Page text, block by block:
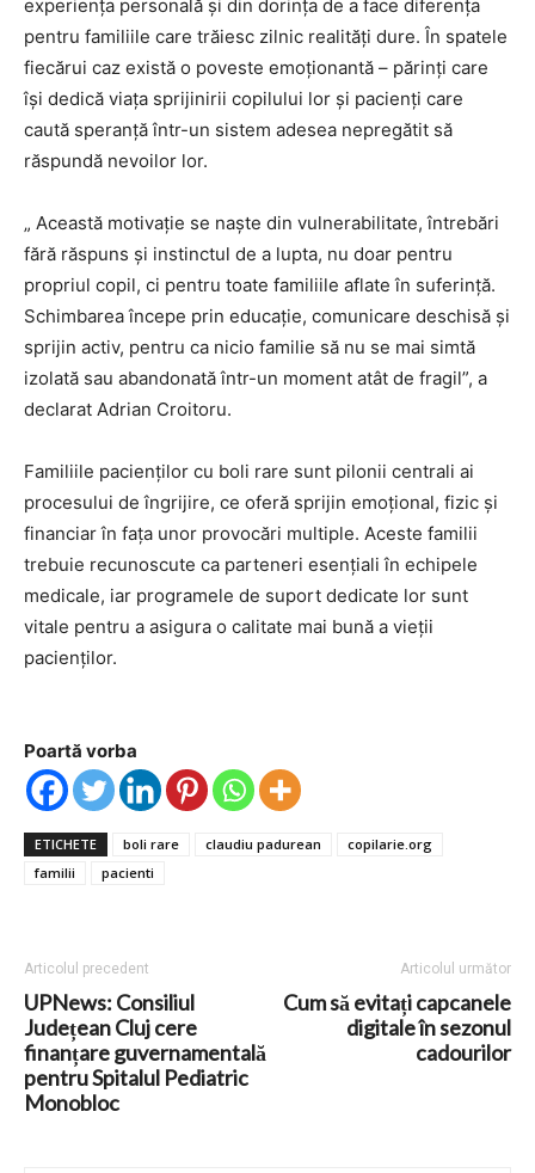
experiența personală și din dorința de a face diferența
pentru familiile care trăiesc zilnic realități dure. În spatele
fiecărui caz există o poveste emoționantă – părinți care
își dedică viața sprijinirii copilului lor și pacienți care
caută speranță într-un sistem adesea nepregătit să
răspundă nevoilor lor.
„ Această motivație se naște din vulnerabilitate, întrebări
fără răspuns și instinctul de a lupta, nu doar pentru
propriul copil, ci pentru toate familiile aflate în suferință.
Schimbarea începe prin educație, comunicare deschisă și
sprijin activ, pentru ca nicio familie să nu se mai simtă
izolată sau abandonată într-un moment atât de fragil”, a
declarat Adrian Croitoru.
Familiile pacienților cu boli rare sunt pilonii centrali ai
procesului de îngrijire, ce oferă sprijin emoțional, fizic și
financiar în fața unor provocări multiple. Aceste familii
trebuie recunoscute ca parteneri esențiali în echipele
medicale, iar programele de suport dedicate lor sunt
vitale pentru a asigura o calitate mai bună a vieții
pacienților.
Poartă vorba
ETICHETE boli rare claudiu padurean
copilarie.org
familii
pacienti
Articolul precedent
UPNews: Consiliul
Județean Cluj cere
finanțare guvernamentală
pentru Spitalul Pediatric
Monobloc
Articolul următor
Cum să evitați capcanele
digitale în sezonul
cadourilor